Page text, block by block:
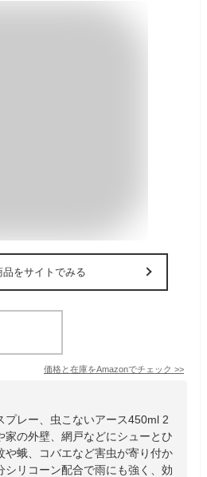
品をサイトでみる
価格と在庫をAmazonでチェック >>
プレー、虫こないアース450ml 2
家の外壁、網戸などにシューとひ
や蛾、コバエなど害虫が寄り付か
シリコーン配合で雨にも強く、効